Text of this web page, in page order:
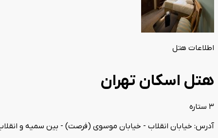
اطلاعات هتل
هتل اسکان تهران
3 ستاره
آدرس: خیابان انقلاب - خیابان موسوی (فرصت) - بین سمیه و